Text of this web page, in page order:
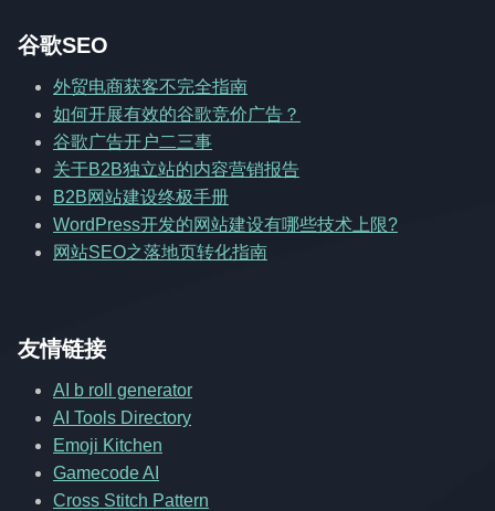
谷歌SEO
外贸电商获客不完全指南
如何开展有效的谷歌竞价广告？
谷歌广告开户二三事
关于B2B独立站的内容营销报告
B2B网站建设终极手册
WordPress开发的网站建设有哪些技术上限?
网站SEO之落地页转化指南
友情链接
AI b roll generator
AI Tools Directory
Emoji Kitchen
Gamecode AI
Cross Stitch Pattern